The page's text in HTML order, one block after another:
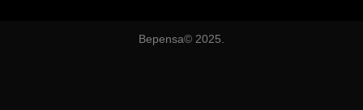
Bepensa© 2025.